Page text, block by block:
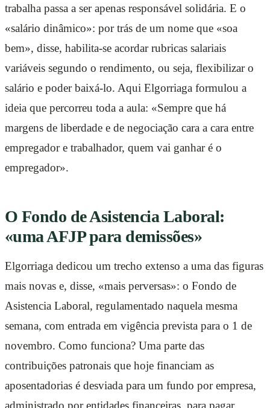
trabalha passa a ser apenas responsável solidária. E o
«salário dinâmico»: por trás de um nome que «soa
bem», disse, habilita-se acordar rubricas salariais
variáveis segundo o rendimento, ou seja, flexibilizar o
salário e poder baixá-lo. Aqui Elgorriaga formulou a
ideia que percorreu toda a aula: «Sempre que há
margens de liberdade e de negociação cara a cara entre
empregador e trabalhador, quem vai ganhar é o
empregador».
O Fondo de Asistencia Laboral:
«uma AFJP para demissões»
Elgorriaga dedicou um trecho extenso a uma das figuras
mais novas e, disse, «mais perversas»: o Fondo de
Asistencia Laboral, regulamentado naquela mesma
semana, com entrada em vigência prevista para o 1 de
novembro. Como funciona? Uma parte das
contribuições patronais que hoje financiam as
aposentadorias é desviada para um fundo por empresa,